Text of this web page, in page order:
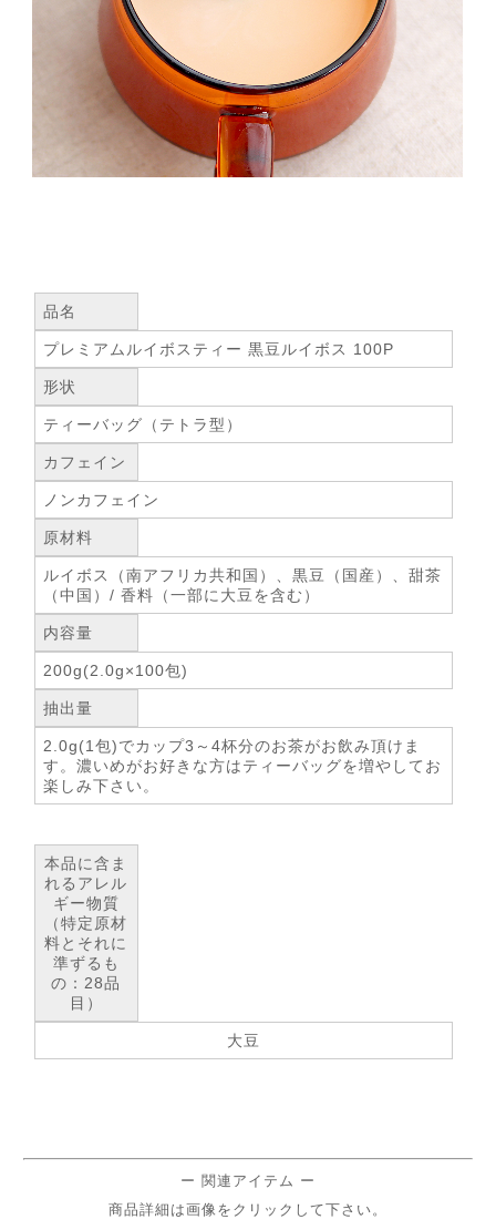
品名
プレミアムルイボスティー 黒豆ルイボス 100P
形状
ティーバッグ（テトラ型）
カフェイン
ノンカフェイン
原材料
ルイボス（南アフリカ共和国）、黒豆（国産）、甜茶
（中国）/ 香料（一部に大豆を含む）
内容量
200g(2.0g×100包)
抽出量
2.0g(1包)でカップ3～4杯分のお茶がお飲み頂けま
す。濃いめがお好きな方はティーバッグを増やしてお
楽しみ下さい。
本品に含ま
れるアレル
ギー物質
（特定原材
料とそれに
準ずるも
の：28品
目）
大豆
ー 関連アイテム ー
商品詳細は画像をクリックして下さい。